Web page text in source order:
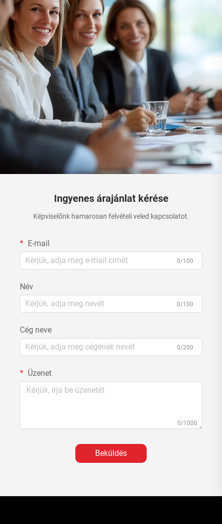
Ingyenes árajánlat kérése
Képviselőnk hamarosan felvételi veled kapcsolatot.
E-mail
0/100
Név
0/100
Cég neve
0/200
Üzenet
0/1000
Beküldés